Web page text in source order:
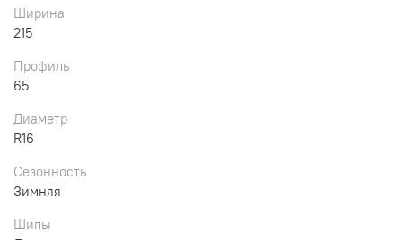
Ширина
215
Профиль
65
Диаметр
R16
Сезонность
Зимняя
Шипы